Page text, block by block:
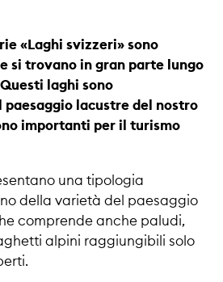
«Laghi svizzeri» sono
si trovano in gran parte lungo
laghi sono
lacustre del nostro
importanti per il turismo
una tipologia
della varietà del paesaggio
comprende anche paludi,
alpini raggiungibili solo